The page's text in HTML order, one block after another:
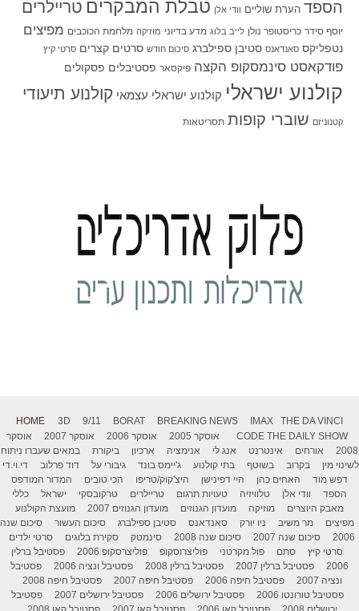
הספד הערת שוליים וודי אלן טבלת המבקרים טריילרים
יוסף סידר כריסטופר נולן לייב בלוג מדע בדיוני מוזיקה מלחמת הכוכבים מפיצים
נטפליקס סאנדאנס סטיבן ספילברג סיכום חודש סרטים קצרים סרטי קיץ
פודקאסט סינמסקופ הקצה פיקסאר פסטיבלים פסקולים
קולנוע ישראלי קולנוע ישראלי עצמאי קולנוע תיעודי
קטנוניזם שוברי קופות תסריטאות
HOME 3D 9/11 BORAT BREAKING NEWS IMAX
THE DA VINCI
CODE THE DAILY SHOW אוסקר 2005 אוסקר 2006 אוסקר 2007
אוסקר
2008
אורחים אינטרנט אנג לי אנימציה ארכיון ביקורת
במאים שעברו ניתוח
לשינוי מין
בקרוב בשוטף בתי קולנוע ג'יימס בונד גיבורי על דוד פרלוב
די.וי.די
דפש מוד
האחים כהן היי דפינישן היצ'קוק/טריפו הכי טובים
המדור המודפס
הספד
וודי אלן טלוויזיה טעויות תרגום טריילרים טרקובסקי ישראל
כללי
מאבק היוצרים
מוזיקה מועדון הגנוזים מועדון הגנוזים 2007
מועצת הקולנוע
מפיצים
מר משיב ניו יורק סאנדאנס סטיבן ספילברג סיכום העשור
סיכום שנה
2006
סיכום שנה 2007 סיכום שנה 2008 סינמטק סקירת בלוגים
סרטי ילדים
סרטי קיץ
סתם פול מקרטני פוליצרוסקופ פוליצרסקופ 2006
פסטיבל ברלין
2006
פסטיבל ברלין 2007 פסטיבל ברלין 2008 פסטיבל ונציה 2006
פסטיבל
ונציה 2007
פסטיבל חיפה 2006 פסטיבל חיפה 2007
פסטיבל חיפה 2008
פסטיבל טורונטו 2006
פסטיבל ירושלים 2006 פסטיבל ירושלים 2007
פסטיבל